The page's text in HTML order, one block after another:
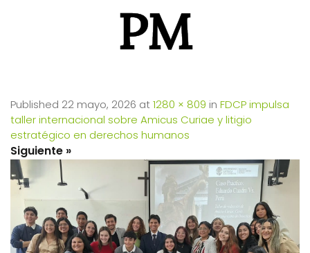
PM
Published 22 mayo, 2026 at1280 × 809 in FDCP impulsa
taller internacional sobre Amicus Curiae y litigio
estratégico en derechos humanos